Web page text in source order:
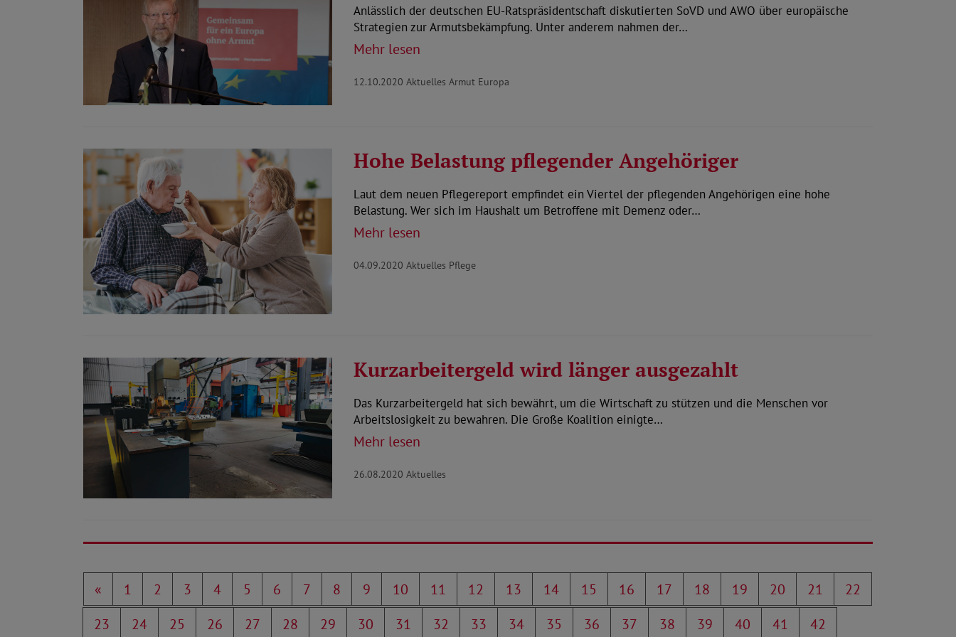
Anlässlich der deutschen EU-Ratspräsidentschaft diskutierten SoVD und AWO über europäische
Strategien zur Armutsbekämpfung. Unter anderem nahmen der…
Mehr lesen
12.10.2020 Aktuelles Armut Europa
Hohe Belastung pflegender Angehöriger
Laut dem neuen Pflegereport empfindet ein Viertel der pflegenden Angehörigen eine hohe
Belastung. Wer sich im Haushalt um Betroffene mit Demenz oder…
Mehr lesen
04.09.2020 Aktuelles Pflege
Kurzarbeitergeld wird länger ausgezahlt
Das Kurzarbeitergeld hat sich bewährt, um die Wirtschaft zu stützen und die Menschen vor
Arbeitslosigkeit zu bewahren. Die Große Koalition einigte…
Mehr lesen
26.08.2020 Aktuelles
« 1 2 3 4 5 6 7 8 9 10 11 12 13 14 15 16 17 18 19 20 21
22
23
24 25 26 27 28 29 30 31 32 33 34 35 36 37 38 39 40 41 42